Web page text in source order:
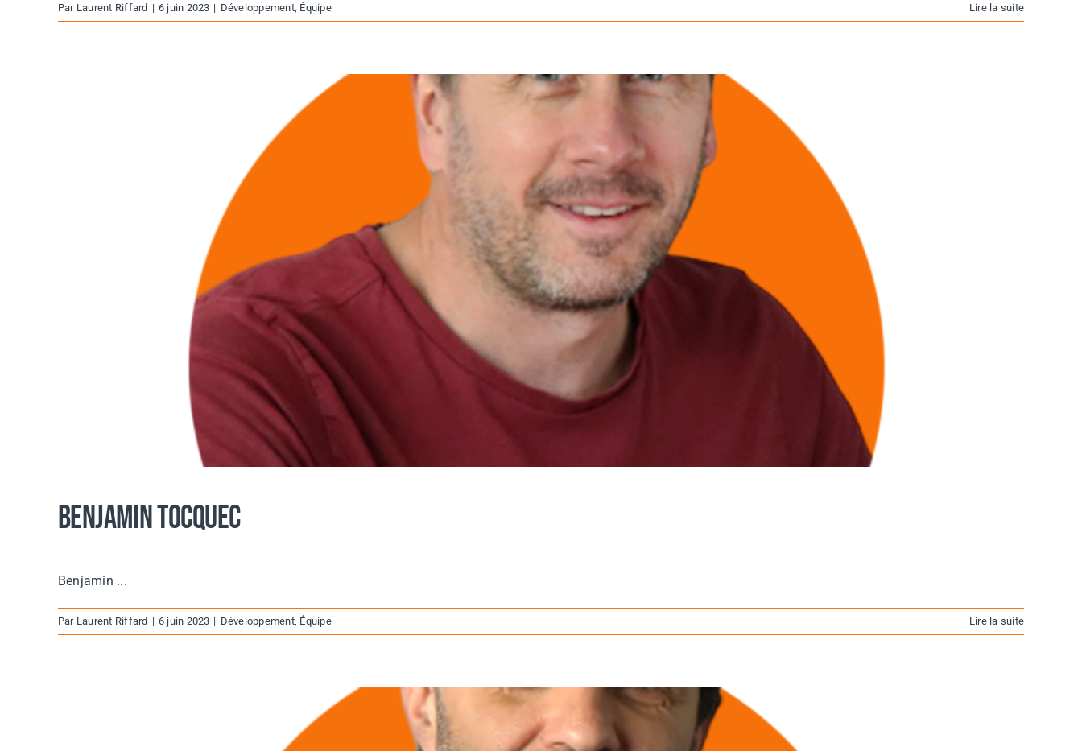
Par Laurent Riffard | 6 juin 2023 | Développement, Équipe Lire la suite
Benjamin Tocquec
Benjamin ...
Par Laurent Riffard | 6 juin 2023 | Développement, Équipe Lire la suite